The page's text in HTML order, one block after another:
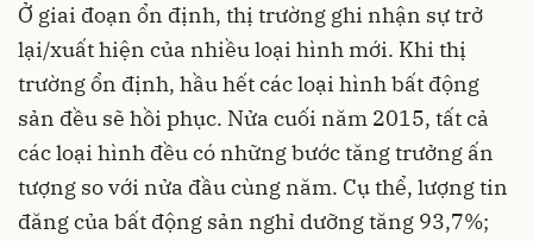
Ở giai đoạn ổn định, thị trường ghi nhận sự trở
lại/xuất hiện của nhiều loại hình mới. Khi thị
trường ổn định, hầu hết các loại hình bất động
sản đều sẽ hồi phục. Nửa cuối năm 2015, tất cả
các loại hình đều có những bước tăng trưởng ấn
tượng so với nửa đầu cùng năm. Cụ thể, lượng tin
đăng của bất động sản nghỉ dưỡng tăng 93,7%;